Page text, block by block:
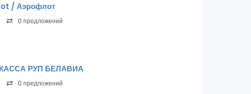
/ Аэрофлот
0 предложений
РУП БЕЛАВИА
0 предложений